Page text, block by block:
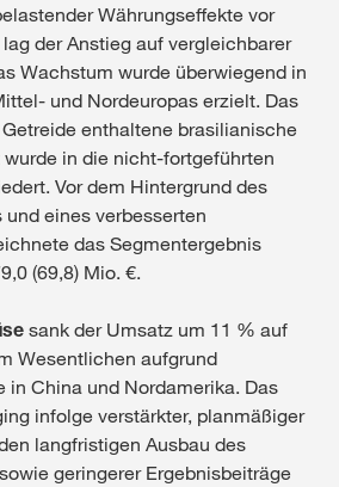
Währungseffekte vor
der Anstieg auf vergleichbarer
Wachstum wurde überwiegend in
und Nordeuropas erzielt. Das
enthaltene brasilianische
in die nicht-fortgeführten
Vor dem Hintergrund des
eines verbesserten
das Segmentergebnis
(69,8) Mio. €.
sank der Umsatz um 11 % auf
Wesentlichen aufgrund
in China und Nordamerika. Das
infolge verstärkter, planmäßiger
langfristigen Ausbau des
geringerer Ergebnisbeiträge